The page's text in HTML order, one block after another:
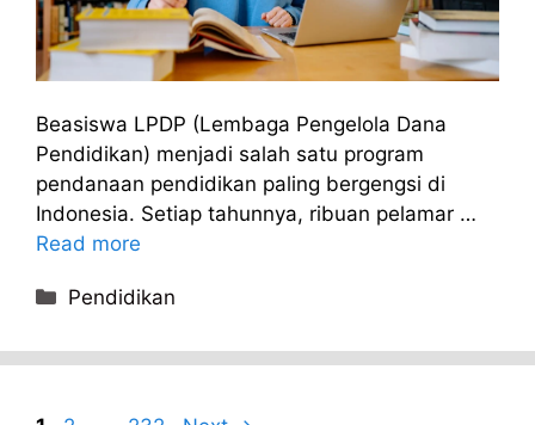
Beasiswa LPDP (Lembaga Pengelola Dana
Pendidikan) menjadi salah satu program
pendanaan pendidikan paling bergengsi di
Indonesia. Setiap tahunnya, ribuan pelamar …
Read more
Categories
Pendidikan